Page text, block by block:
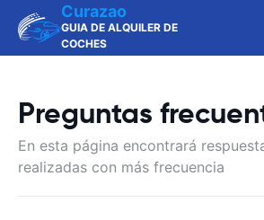
Curazao
GUIA DE ALQUILER DE
COCHES
Preguntas
En esta página encontrará
realizadas con más frecuencia